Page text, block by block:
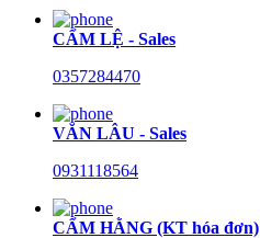
CẨM LỆ - Sales
0357284470
VĂN LÂU - Sales
0931118564
CẨM HẰNG (KT hóa đơn)